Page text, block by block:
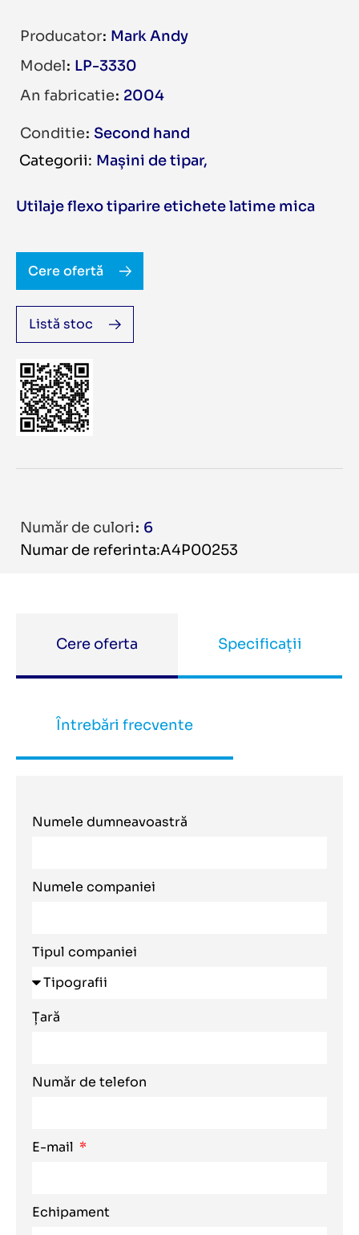
Producator Mark Andy
Model LP-3330
An fabricatie 2004
Conditie Second hand
Mașini de tipar
Utilaje flexo tiparire etichete latime mica
Cere ofertă
Listă stoc
Număr de culori 6
Numar de referinta:A4P00253
Cere oferta Specificații
Întrebări frecvente
Numele dumneavoastră
Numele companiei
Tipul companiei
Țară
Număr de telefon
E-mail
Echipament